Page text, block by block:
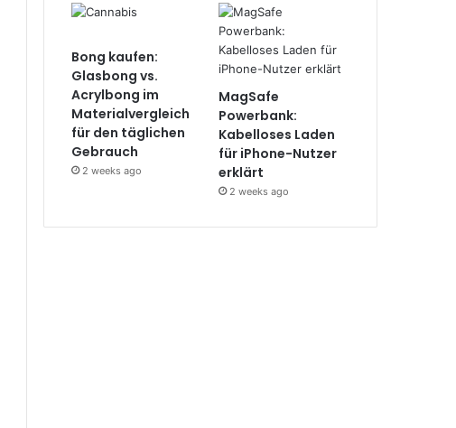
Bong kaufen:
Glasbong vs.
Acrylbong im
Materialvergleich
für den täglichen
Gebrauch
2 weeks ago
MagSafe
Powerbank:
Kabelloses Laden
für iPhone-Nutzer
erklärt
2 weeks ago